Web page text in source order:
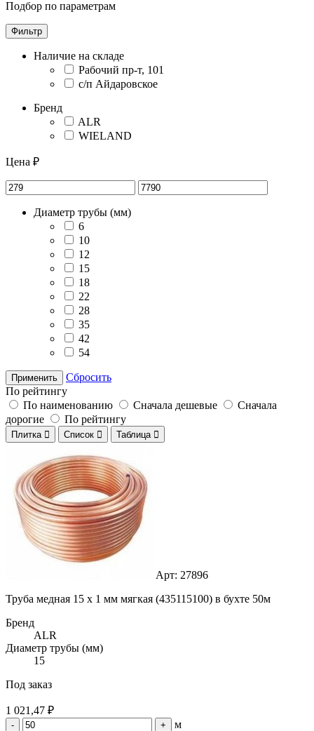
Подбор по параметрам
Фильтр
Наличие на складе
Рабочий пр-т, 101
с/п Айдаровское
Бренд
ALR
WIELAND
Цена ₽
Диаметр трубы (мм)
6
10
12
15
18
22
28
35
42
54
Применить
Сбросить
По рейтингу
По наименованию
Сначала дешевые
Сначала
дорогие
По рейтингу
Плитка  Список  Таблица 
Арт: 27896
Труба медная 15 х 1 мм мягкая (435115100) в бухте 50м
Бренд
ALR
Диаметр трубы (мм)
15
Под заказ
1 021,47 ₽
- + м